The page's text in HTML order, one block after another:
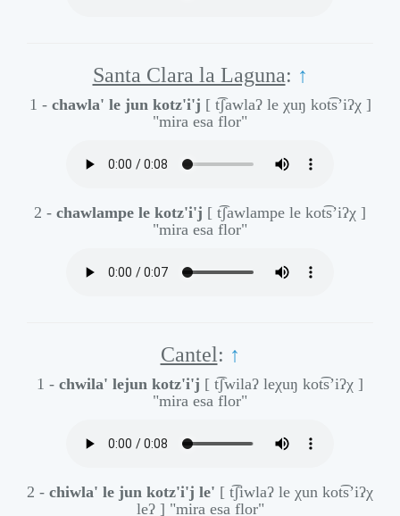
Santa Clara la Laguna: ↑
1 - chawla' le jun kotz'i'j [ t͡ʃawlaʔ le χuŋ kot͡s’iʔχ ]
"mira esa flor"
2 - chawlampe le kotz'i'j [ t͡ʃawlampe le kot͡s’iʔχ ]
"mira esa flor"
Cantel: ↑
1 - chwila' lejun kotz'i'j [ t͡ʃwilaʔ leχuŋ kot͡s’iʔχ ]
"mira esa flor"
2 - chiwla' le jun kotz'i'j le' [ t͡ʃiwlaʔ le χun kot͡s’iʔχ
leʔ ] "mira esa flor"